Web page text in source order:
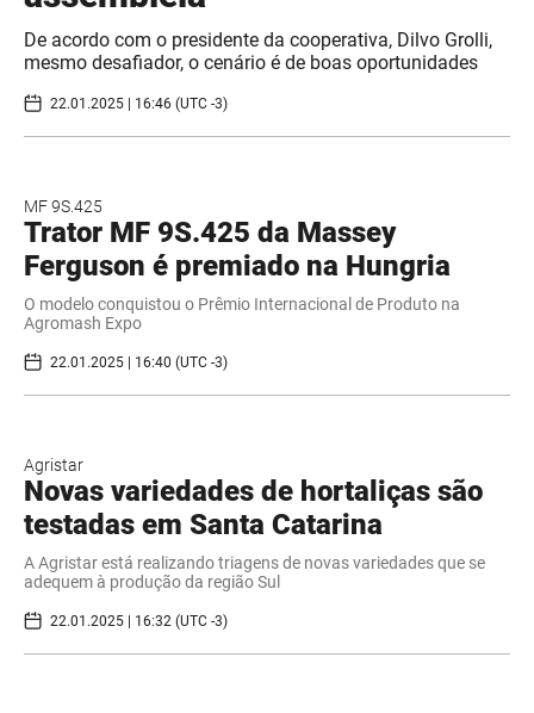
De acordo com o presidente da cooperativa, Dilvo Grolli,
mesmo desafiador, o cenário é de boas oportunidades
22.01.2025 | 16:46 (UTC -3)
MF 9S.425
Trator MF 9S.425 da Massey
Ferguson é premiado na Hungria
O modelo conquistou o Prêmio Internacional de Produto na
Agromash Expo
22.01.2025 | 16:40 (UTC -3)
Agristar
Novas variedades de hortaliças são
testadas em Santa Catarina
A Agristar está realizando triagens de novas variedades que se
adequem à produção da região Sul
22.01.2025 | 16:32 (UTC -3)